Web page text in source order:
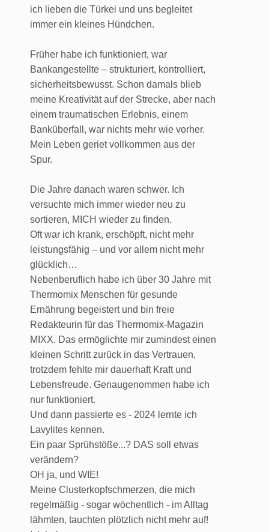
ich lieben die Türkei und uns begleitet
immer ein kleines Hündchen.
Früher habe ich funktioniert, war
Bankangestellte – strukturiert, kontrolliert,
sicherheitsbewusst. Schon damals blieb
meine Kreativität auf der Strecke, aber nach
einem traumatischen Erlebnis, einem
Banküberfall, war nichts mehr wie vorher.
Mein Leben geriet vollkommen aus der
Spur.
Die Jahre danach waren schwer. Ich
versuchte mich immer wieder neu zu
sortieren, MICH wieder zu finden.
Oft war ich krank, erschöpft, nicht mehr
leistungsfähig – und vor allem nicht mehr
glücklich…
Nebenberuflich habe ich über 30 Jahre mit
Thermomix Menschen für gesunde
Ernährung begeistert und bin freie
Redakteurin für das Thermomix-Magazin
MIXX. Das ermöglichte mir zumindest einen
kleinen Schritt zurück in das Vertrauen,
trotzdem fehlte mir dauerhaft Kraft und
Lebensfreude. Genaugenommen habe ich
nur funktioniert.
Und dann passierte es - 2024 lernte ich
Lavylites kennen.
Ein paar Sprühstöße...? DAS soll etwas
verändern?
OH ja, und WIE!
Meine Clusterkopfschmerzen, die mich
regelmäßig - sogar wöchentlich - im Alltag
lähmten, tauchten plötzlich nicht mehr auf!